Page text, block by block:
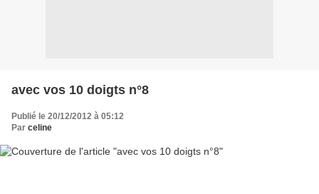
avec vos 10 doigts n°8
Publié le 20/12/2012 à 05:12
Par celine